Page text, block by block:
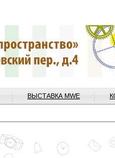
ВЫСТАВКА MWE